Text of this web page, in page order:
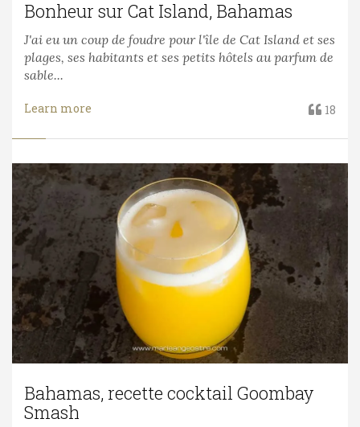
Bonheur sur Cat Island, Bahamas
J'ai eu un coup de foudre pour l'île de Cat Island et ses
plages, ses habitants et ses petits hôtels au parfum de
sable...
Learn more 18
Bahamas, recette cocktail Goombay
Smash